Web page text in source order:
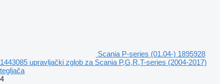
Scania P-series (01.04-) 1895928
1443085 upravljački zglob za Scania P,G,R,T-series (2004-2017)
tegljača
4